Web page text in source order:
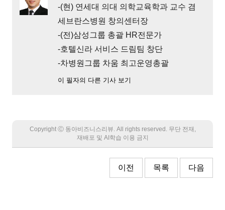
-(현) 연세대 의대 의학교육학과 교수 겸
세브란스병원 창의센터장
-(전)삼성그룹 총괄 HR전문가
-호텔신라 서비스 드림팀 창단
-차병원그룹 차움 최고운영총괄
이 필자의 다른 기사 보기
Copyright Ⓒ 동아비즈니스리뷰. All rights reserved. 무단 전재,
재배포 및 AI학습 이용 금지
이전 목록 다음